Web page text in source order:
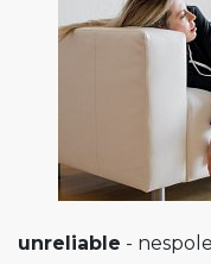
unreliable -